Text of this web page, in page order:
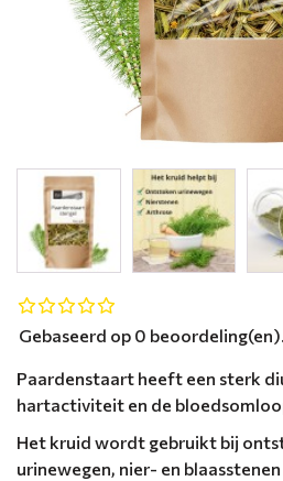
Paardenstaart heeft een sterk
hartactiviteit en de
Het kruid wordt gebruikt bij
urinewegen, nier- en
Gebaseerd op 0 beoordeling(en).